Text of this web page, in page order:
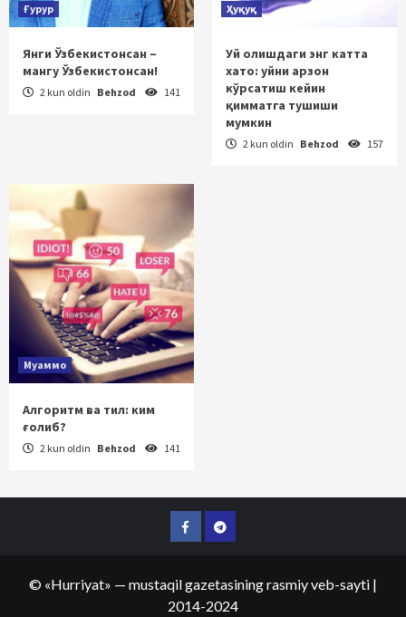
Ғурур
Янги Ўзбекистонсан –
мангу Ўзбекистонсан!
2 kun oldin Behzod 141
Ҳуқуқ
Уй олишдаги энг катта
хато: уйни арзон
кўрсатиш кейин
қимматга тушиши
мумкин
2 kun oldin Behzod 157
Муаммо
Алгоритм ва тил: ким
ғолиб?
2 kun oldin Behzod 141
FacebookTelegram
© «Hurriyat» — mustaqil gazetasining rasmiy veb-sayti |
2014-2024